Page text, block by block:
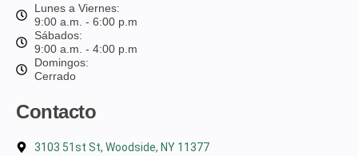
Lunes a Viernes:
9:00 a.m. - 6:00 p.m
Sábados:
9:00 a.m. - 4:00 p.m
Domingos:
Cerrado
Contacto
3103 51st St, Woodside, NY 11377